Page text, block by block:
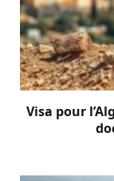
Visa pour